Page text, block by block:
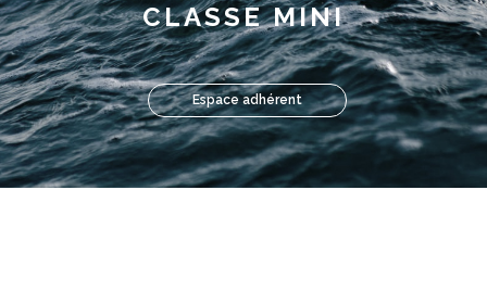
CLASSE MINI
Espace adhérent